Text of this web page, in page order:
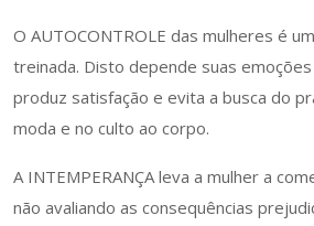
O AUTOCONTROLE das mulheres é
treinada. Disto depende suas
produz satisfação e evita a busca do
moda e no culto ao corpo.
A INTEMPERANÇA leva a mulher a
não avaliando as consequências